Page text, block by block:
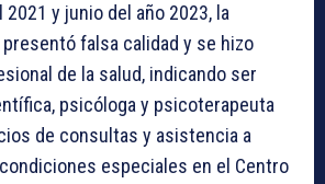
y junio del año 2023, la
falsa calidad y se hizo
de la salud, indicando ser
psicóloga y psicoterapeuta
de consultas y asistencia a
especiales en el Centro